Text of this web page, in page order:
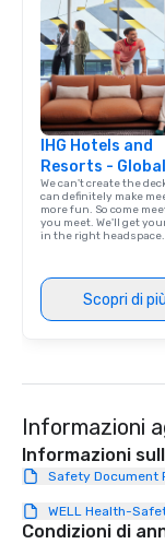
IHG Hotels and
Resorts - Global
We can't create the
can definitely make
more fun. So come
you meet. We'll get
in the right headspace.
Scopri di più
Informazioni
Informazioni
Safety Document
WELL Health-
Condizioni di